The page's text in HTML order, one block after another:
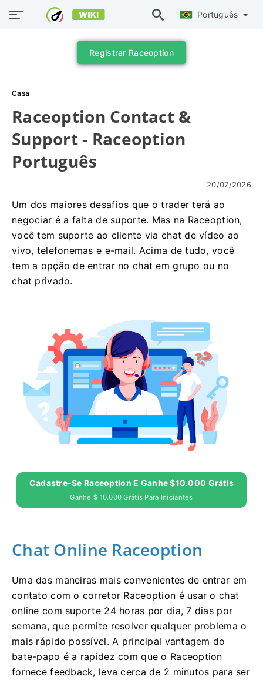
Português
Registrar Raceoption
Casa
Raceoption Contact &
Support - Raceoption
Português
20/07/2026
Um dos maiores desafios que o trader terá ao
negociar é a falta de suporte. Mas na Raceoption,
você tem suporte ao cliente via chat de vídeo ao
vivo, telefonemas e e-mail. Acima de tudo, você
tem a opção de entrar no chat em grupo ou no
chat privado.
Cadastre-Se Raceoption E Ganhe $10.000 Grátis
Ganhe $ 10.000 Grátis Para Iniciantes
Chat Online Raceoption
Uma das maneiras mais convenientes de entrar em
contato com o corretor Raceoption é usar o chat
online com suporte 24 horas por dia, 7 dias por
semana, que permite resolver qualquer problema o
mais rápido possível. A principal vantagem do
bate-papo é a rapidez com que o Raceoption
fornece feedback, leva cerca de 2 minutos para ser